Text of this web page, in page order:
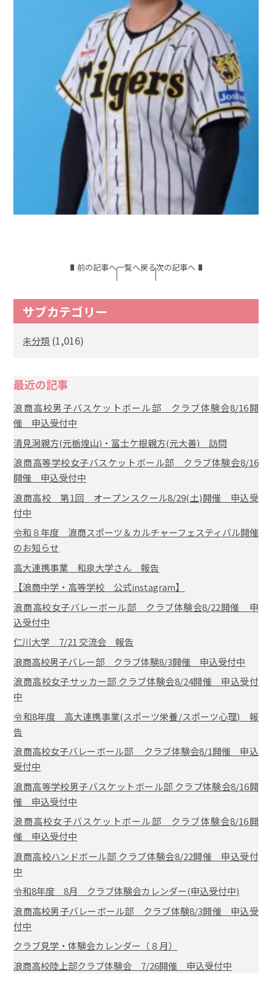
前の記事へ一覧へ戻る次の記事へ
サブカテゴリー
未分類 (1,016)
最近の記事
浪商高校男子バスケットボール部 クラブ体験会8/16開
催 申込受付中
清見潟親方(元栃煌山)・冨士ケ根親方(元大善) 訪問
浪商高等学校女子バスケットボール部 クラブ体験会8/16
開催 申込受付中
浪商高校 第1回 オープンスクール8/29(土)開催 申込受
付中
令和８年度 浪商スポーツ＆カルチャーフェスティバル開催
のお知らせ
高大連携事業 和泉大学さん 報告
【浪商中学・高等学校 公式instagram】
浪商高校女子バレーボール部 クラブ体験会8/22開催 申
込受付中
仁川大学 7/21 交流会 報告
浪商高校男子バレー部 クラブ体験8/3開催 申込受付中
浪商高校女子サッカー部 クラブ体験会8/24開催 申込受付
中
令和8年度 高大連携事業(スポーツ栄養/スポーツ心理) 報
告
浪商高校女子バレーボール部 クラブ体験会8/1開催 申込
受付中
浪商高等学校男子バスケットボール部 クラブ体験会8/16開
催 申込受付中
浪商高校女子バスケットボール部 クラブ体験会8/16開
催 申込受付中
浪商高校ハンドボール部 クラブ体験会8/22開催 申込受付
中
令和8年度 8月 クラブ体験会カレンダー(申込受付中)
浪商高校男子バレーボール部 クラブ体験8/3開催 申込受
付中
クラブ見学・体験会カレンダー（８月）
浪商高校陸上部クラブ体験会 7/26開催 申込受付中